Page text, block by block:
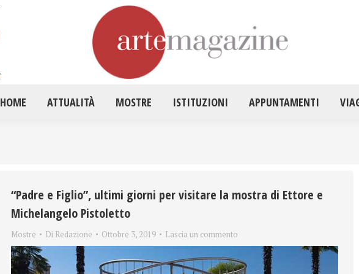
HOME ATTUALITÀ MOSTRE ISTITUZIONI APPUNTAMENTI
“Padre e Figlio”, ultimi giorni per visitare la mostra di Ettore e
Michelangelo Pistoletto
Mostre Di Redazione Ottobre 3, 2019 Lascia un commento
HOME